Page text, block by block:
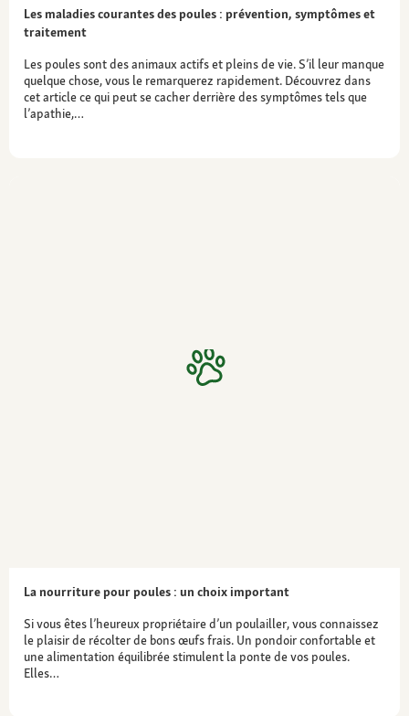
Les maladies courantes des poules : prévention, symptômes et
traitement
Les poules sont des animaux actifs et pleins de vie. S’il leur manque
quelque chose, vous le remarquerez rapidement. Découvrez dans
cet article ce qui peut se cacher derrière des symptômes tels que
l’apathie,…
La nourriture pour poules : un choix important
Si vous êtes l’heureux propriétaire d’un poulailler, vous connaissez
le plaisir de récolter de bons œufs frais. Un pondoir confortable et
une alimentation équilibrée stimulent la ponte de vos poules.
Elles…